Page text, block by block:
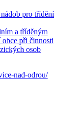
pro třídění
a tříděným
při činnosti
osob
nad-odrou/